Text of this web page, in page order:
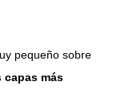
pequeño sobre
capas más